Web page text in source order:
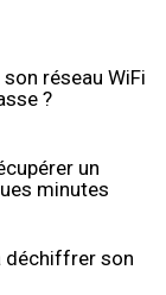
réseau WiFi
?
un
minutes
déchiffrer son